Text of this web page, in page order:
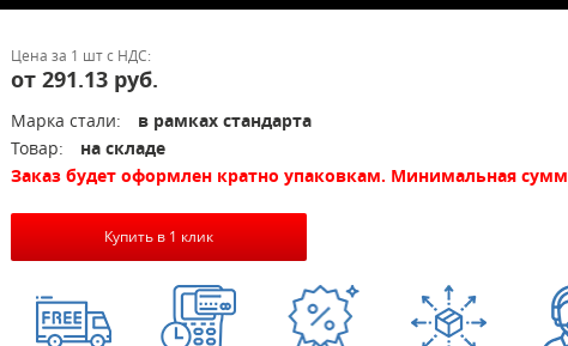
Цена за 1 шт с НДС:
от 291.13 руб.
Марка стали:
в рамках стандарта
Товар:
на складе
Заказ будет оформлен кратно упаковкам. Минимальная
Купить в 1 клик